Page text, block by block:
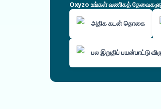
Oxyzo உங்கள் வணிகத்
அதிக கடன் தொகை
பல இறுதிப் பயன்பாட்டு